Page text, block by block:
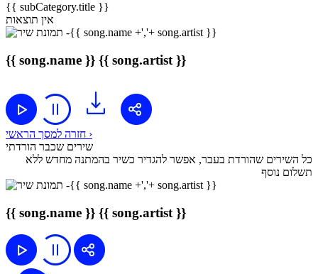
{{ subCategory.title }}
אין תוצאות
{{ song.name }} {{ song.artist }}
חזרה למסך הראשי ›
שירים שכבר הורדתי
כל השירים שהורדת בעבר, אפשר להגדיר כשיר בהמתנה מחדש ללא
תשלום נוסף
{{ song.name }} {{ song.artist }}